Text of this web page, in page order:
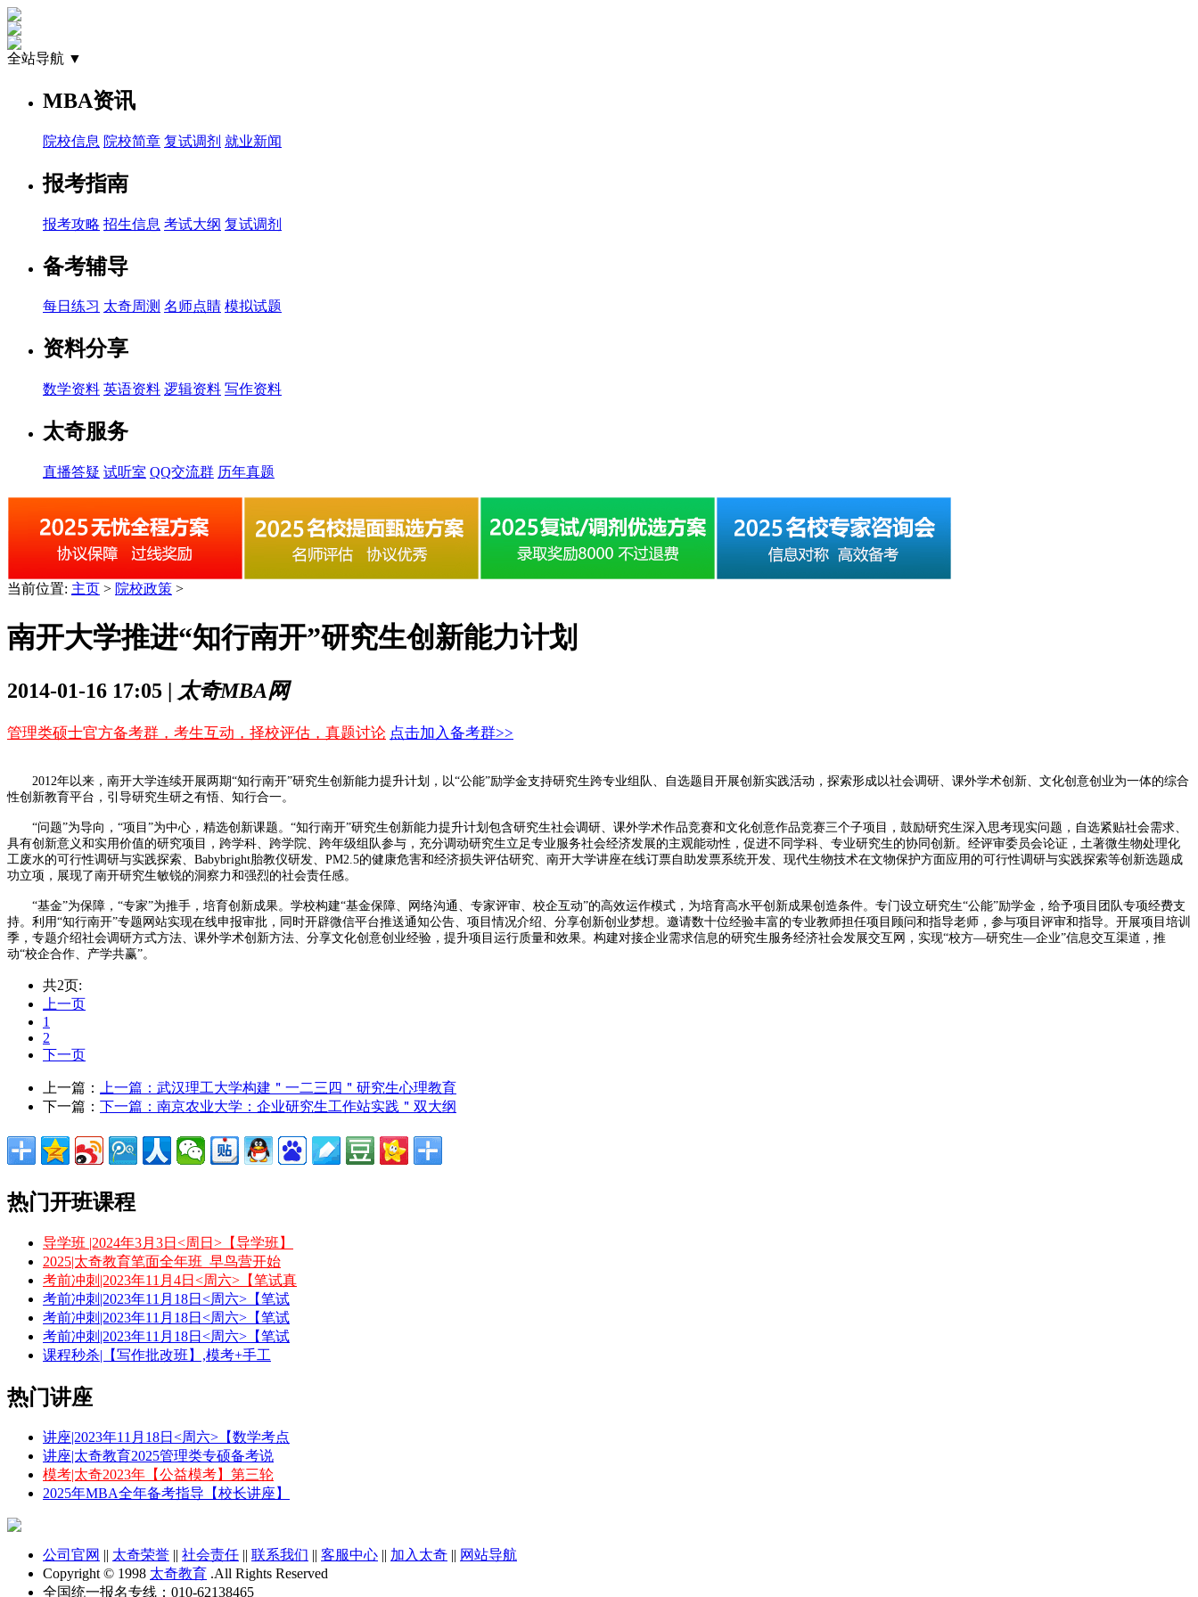
全站导航 ▼
MBA资讯
院校信息 院校简章 复试调剂 就业新闻
报考指南
报考攻略 招生信息 考试大纲 复试调剂
备考辅导
每日练习 太奇周测 名师点睛 模拟试题
资料分享
数学资料 英语资料 逻辑资料 写作资料
太奇服务
直播答疑 试听室 QQ交流群 历年真题
当前位置: 主页 > 院校政策 >
南开大学推进“知行南开”研究生创新能力计划
2014-01-16 17:05 | 太奇MBA网
管理类硕士官方备考群，考生互动，择校评估，真题讨论 点击加入备考群>>
2012年以来，南开大学连续开展两期“知行南开”研究生创新能力提升计划，以“公能”励学金支持研究生跨专业组队、自选题目开展创新实践活动，探索形成以社会调研、课外学术创新、文化创意创业为一体的综合
性创新教育平台，引导研究生研之有悟、知行合一。
“问题”为导向，“项目”为中心，精选创新课题。“知行南开”研究生创新能力提升计划包含研究生社会调研、课外学术作品竞赛和文化创意作品竞赛三个子项目，鼓励研究生深入思考现实问题，自选紧贴社会需求、
具有创新意义和实用价值的研究项目，跨学科、跨学院、跨年级组队参与，充分调动研究生立足专业服务社会经济发展的主观能动性，促进不同学科、专业研究生的协同创新。经评审委员会论证，土著微生物处理化
工废水的可行性调研与实践探索、Babybright胎教仪研发、PM2.5的健康危害和经济损失评估研究、南开大学讲座在线订票自助发票系统开发、现代生物技术在文物保护方面应用的可行性调研与实践探索等创新选题成
功立项，展现了南开研究生敏锐的洞察力和强烈的社会责任感。
“基金”为保障，“专家”为推手，培育创新成果。学校构建“基金保障、网络沟通、专家评审、校企互动”的高效运作模式，为培育高水平创新成果创造条件。专门设立研究生“公能”励学金，给予项目团队专项经费支
持。利用“知行南开”专题网站实现在线申报审批，同时开辟微信平台推送通知公告、项目情况介绍、分享创新创业梦想。邀请数十位经验丰富的专业教师担任项目顾问和指导老师，参与项目评审和指导。开展项目培训
季，专题介绍社会调研方式方法、课外学术创新方法、分享文化创意创业经验，提升项目运行质量和效果。构建对接企业需求信息的研究生服务经济社会发展交互网，实现“校方—研究生—企业”信息交互渠道，推
动“校企合作、产学共赢”。
共2页:
上一页
1
2
下一页
上一篇： 上一篇： 武汉理工大学构建＂一二三四＂研究生心理教育
下一篇： 下一篇： 南京农业大学：企业研究生工作站实践＂双大纲
热门开班课程
导学班 |2024年3月3日<周日>【导学班】
2025|太奇教育笔面全年班_早鸟营开始
考前冲刺|2023年11月4日<周六>【笔试真
考前冲刺|2023年11月18日<周六>【笔试
考前冲刺|2023年11月18日<周六>【笔试
考前冲刺|2023年11月18日<周六>【笔试
课程秒杀|【写作批改班】,模考+手工
热门讲座
讲座|2023年11月18日<周六>【数学考点
讲座|太奇教育2025管理类专硕备考说
模考|太奇2023年【公益模考】第三轮
2025年MBA全年备考指导【校长讲座】
公司官网 太奇荣誉 社会责任 联系我们 客服中心 加入太奇
网站导航
Copyright © 1998 太奇教育 .All Rights Reserved
全国统一报名专线：010-62138465